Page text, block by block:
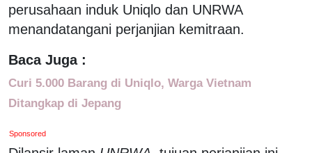
perusahaan induk Uniqlo dan UNRWA
menandatangani perjanjian kemitraan.
Baca Juga :
Curi 5.000 Barang di Uniqlo, Warga Vietnam
Ditangkap di Jepang
Sponsored